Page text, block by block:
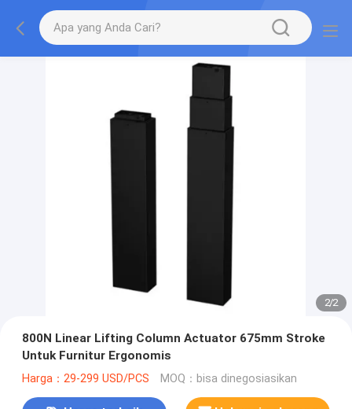
2/2
800N Linear Lifting Column Actuator 675mm Stroke
Untuk Furnitur Ergonomis
Harga：29-299 USD/PCS MOQ：bisa dinegosiasikan